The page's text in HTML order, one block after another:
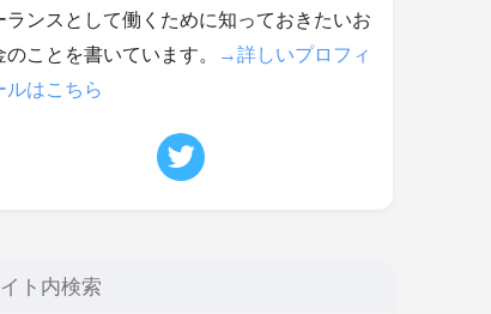
ランスとして働くために知っておきたいお
のことを書いています。
→詳しいプロフィ
ルはこちら